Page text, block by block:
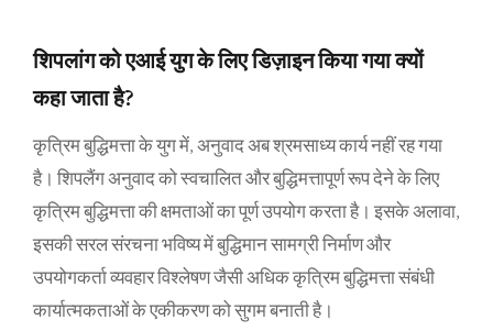
शिपलांग को एआई युग के लिए डिज़ाइन किया गया क्यों
कहा जाता है?
कृत्रिम बुद्धिमत्ता के युग में, अनुवाद अब श्रमसाध्य कार्य नहीं रह गया
है। शिपलैंग अनुवाद को स्वचालित और बुद्धिमत्तापूर्ण रूप देने के लिए
कृत्रिम बुद्धिमत्ता की क्षमताओं का पूर्ण उपयोग करता है। इसके अलावा,
इसकी सरल संरचना भविष्य में बुद्धिमान सामग्री निर्माण और
उपयोगकर्ता व्यवहार विश्लेषण जैसी अधिक कृत्रिम बुद्धिमत्ता संबंधी
कार्यात्मकताओं के एकीकरण को सुगम बनाती है।